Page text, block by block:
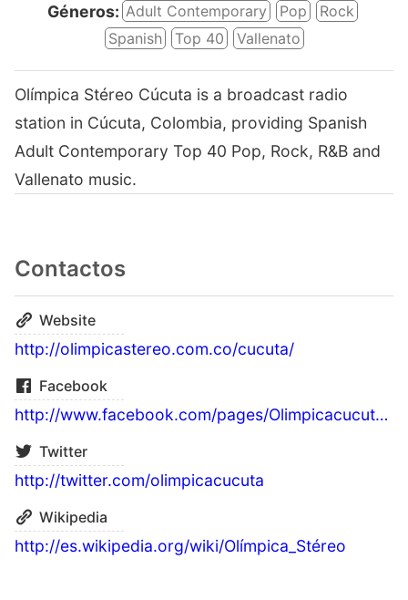
Géneros: Adult Contemporary Pop
Rock
Spanish
Top 40 Vallenato
Olímpica Stéreo Cúcuta is a broadcast radio
station in Cúcuta, Colombia, providing Spanish
Adult Contemporary Top 40 Pop, Rock, R&B and
Vallenato music.
Contactos
Website
http://olimpicastereo.com.co/cucuta/
Facebook
http://www.facebook.com/pages/Olimpicacucuta94.7/226756474071975
Twitter
http://twitter.com/olimpicacucuta
Wikipedia
http://es.wikipedia.org/wiki/Olímpica_Stéreo